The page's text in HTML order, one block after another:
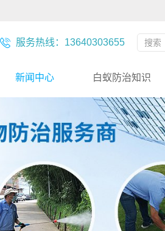
服务热线：13640303655
新闻中心 白蚁防治知识